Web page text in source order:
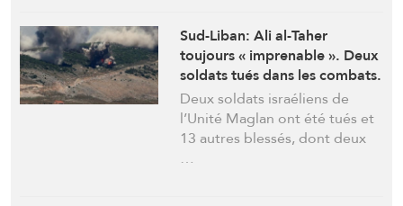
Sud-Liban: Ali al-Taher
toujours « imprenable ». Deux
soldats tués dans les combats.
C’est « la mère des batailles »
selon un expert militaire
Deux soldats israéliens de
l’Unité Maglan ont été tués et
13 autres blessés, dont deux
…